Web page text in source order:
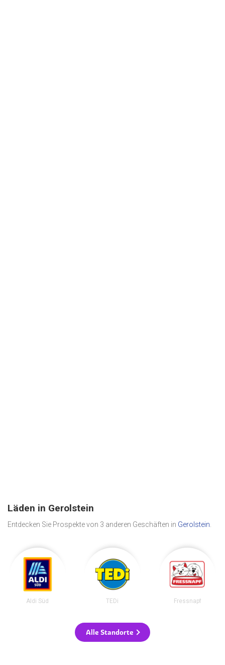
Läden in Gerolstein
Entdecken Sie Prospekte von 3 anderen Geschäften in Gerolstein
Aldi Süd TEDi Fressnapf
Alle Standorte